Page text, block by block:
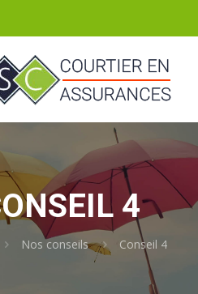
4
Nos conseils Conseil 4